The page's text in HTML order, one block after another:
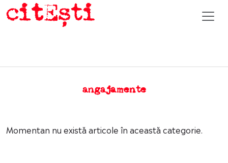
angajamente
Momentan nu există articole în această categorie.